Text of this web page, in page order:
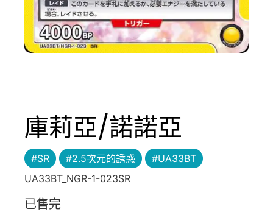
庫莉亞/諾諾亞
#SR #2.5次元的誘惑
#UA33BT
UA33BT_NGR-1-023SR
已售完